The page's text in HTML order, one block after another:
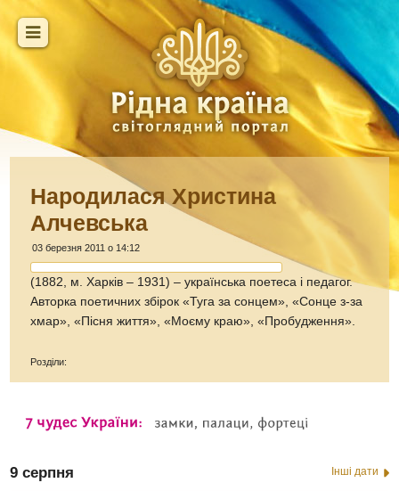
Народилася Христина
Алчевська
03 березня 2011 о 14:12
(1882, м. Харків – 1931) – українська поетеса і педагог.
Авторка поетичних збірок «Туга за сонцем», «Сонце з-за
хмар», «Пісня життя», «Моєму краю», «Пробудження».
Розділи:
9 серпня Інші дати